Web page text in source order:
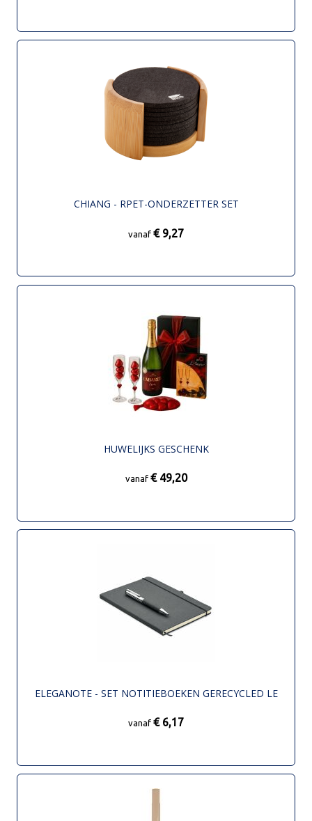
CHIANG - RPET-ONDERZETTER SET
vanaf € 9,27
HUWELIJKS GESCHENK
vanaf € 49,20
ELEGANOTE - SET NOTITIEBOEKEN GERECYCLED LE
vanaf € 6,17